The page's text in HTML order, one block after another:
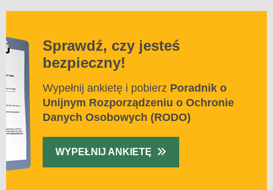
Sprawdź, czy jesteś
bezpieczny!
Wypełnij ankietę i pobierz Poradnik o
Unijnym Rozporządzeniu o Ochronie
Danych Osobowych (RODO)
WYPEŁNIJ ANKIETĘ